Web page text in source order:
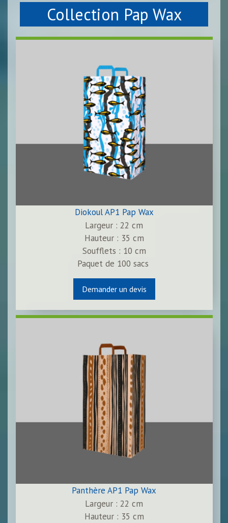
Collection Pap Wax
Diokoul AP1 Pap Wax
Largeur : 22 cm
Hauteur : 35 cm
Soufflets : 10 cm
Paquet de 100 sacs
Demander un devis
Panthère AP1 Pap Wax
Largeur : 22 cm
Hauteur : 35 cm